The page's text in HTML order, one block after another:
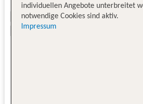
individuellen Angebote unterbreitet
notwendige Cookies sind aktiv.
Impressum